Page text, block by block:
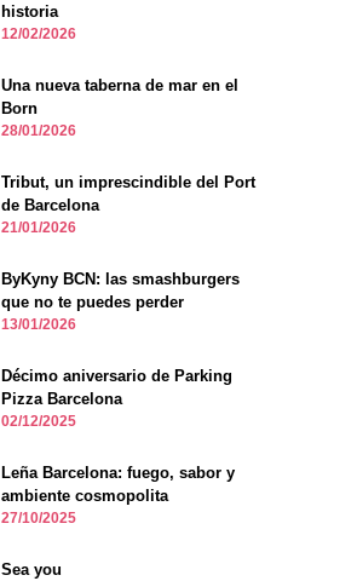
historia
12/02/2026
Una nueva taberna de mar en el
Born
28/01/2026
Tribut, un imprescindible del Port
de Barcelona
21/01/2026
ByKyny BCN: las smashburgers
que no te puedes perder
13/01/2026
Décimo aniversario de Parking
Pizza Barcelona
02/12/2025
Leña Barcelona: fuego, sabor y
ambiente cosmopolita
27/10/2025
Sea you